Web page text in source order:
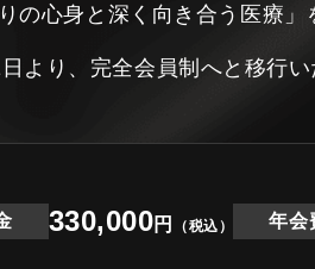
の心身と深く向き合う医療
より、完全会員制へと移行
330,000円 （税込） 年会